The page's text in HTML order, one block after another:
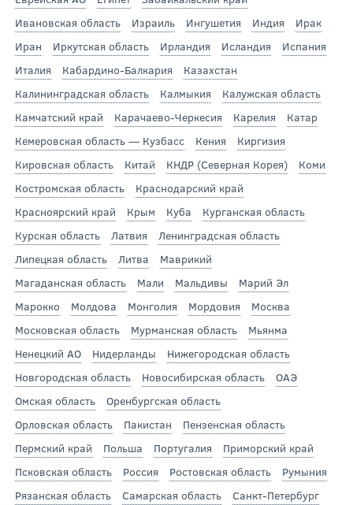
Ивановская область
Израиль Ингушетия Индия
Ирак
Иран
Иркутская область Ирландия Исландия
Испания
Италия
Кабардино-Балкария
Казахстан
Калининградская область
Калмыкия
Калужская область
Камчатский край
Карачаево-Черкесия Карелия
Катар
Кемеровская область — Кузбасс
Кения
Киргизия
Кировская область
Китай КНДР (Северная Корея)
Коми
Костромская область
Краснодарский край
Красноярский край
Крым Куба
Курганская область
Курская область
Латвия
Ленинградская область
Липецкая область
Литва
Маврикий
Магаданская область
Мали Мальдивы
Марий Эл
Марокко
Молдова Монголия Мордовия
Москва
Московская область
Мурманская область
Мьянма
Ненецкий АО
Нидерланды
Нижегородская область
Новгородская область
Новосибирская область
ОАЭ
Омская область
Оренбургская область
Орловская область
Пакистан
Пензенская область
Пермский край
Польша Португалия
Приморский край
Псковская область
Россия Ростовская область
Румыния
Рязанская область
Самарская область
Санкт-Петербург